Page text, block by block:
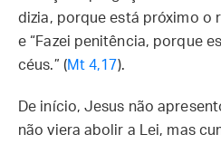
dizia, porque está próximo o
e “Fazei penitência, porque
céus.” (Mt 4,17).
De início, Jesus não
não viera abolir a Lei, mas